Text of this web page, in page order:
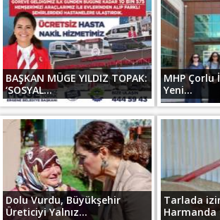
BAŞKAN MÜGE YILDIZ TOPAK:
‘SOSYAL...
MHP Çorlu
Yeni...
Dolu Vurdu, Büyükşehir
Üreticiyi Yalnız...
Tarlada
Harmanda